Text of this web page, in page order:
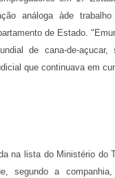
análoga àde
de Estado.
de cana-de-
que continuava em
na lista do Ministério do
segundo a